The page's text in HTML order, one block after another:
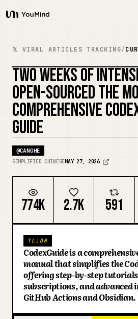
YouMind
Overview
Use cases
Skills
Prompts
Pricing
Download
Blog
Updates
𝕏 VIRAL ARTICLES TRACKING/
TWO WEEKS OF
OPEN-SOURCED THE
COMPREHENSIVE
GUIDE
@CANGHE
SIMPLIFIED CHINESEMAY 27, 2026
774K 2.7K 591
TL;DR
CodexGuide is a
manual that simplifies the
offering step-by-step
subscriptions, and advanced
GitHub Actions and Obsidian.